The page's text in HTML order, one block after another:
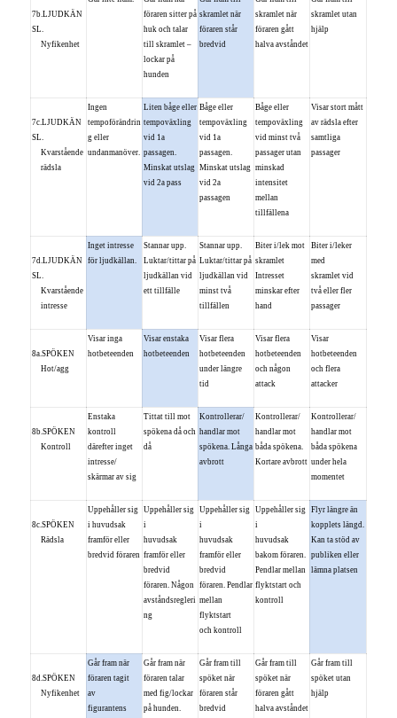
7b.LJUDKÄN
SL.
Nyfikenhet
föraren sitter på
huk och talar
till skramlet –
lockar på
hunden
skramlet när
föraren står
bredvid
skramlet när
föraren gått
halva avståndet
skramlet utan
hjälp
7c.LJUDKÄN
SL.
Kvarstående
rädsla
Ingen
tempoförändrin
g eller
undanmanöver.
Liten båge eller
tempoväxling
vid 1a
passagen.
Minskat utslag
vid 2a pass
Båge eller
tempoväxling
vid 1a
passagen.
Minskat utslag
vid 2a
passagen
Båge eller
tempoväxling
vid minst två
passager utan
minskad
intensitet
mellan
tillfällena
Visar stort mått
av rädsla efter
samtliga
passager
7d.LJUDKÄN
SL.
Kvarstående
intresse
Inget intresse
för ljudkällan.
Stannar upp.
Luktar/tittar på
ljudkällan vid
ett tillfälle
Stannar upp.
Luktar/tittar på
ljudkällan vid
minst två
tillfällen
Biter i/lek mot
skramlet
Intresset
minskar efter
hand
Biter i/leker
med
skramlet vid
två eller fler
passager
8a.SPÖKEN
Hot/agg
Visar inga
hotbeteenden
Visar enstaka
hotbeteenden
Visar flera
hotbeteenden
under längre
tid
Visar flera
hotbeteenden
och någon
attack
Visar
hotbeteenden
och flera
attacker
8b.SPÖKEN
Kontroll
Enstaka
kontroll
därefter inget
intresse/
skärmar av sig
Tittat till mot
spökena då och
då
Kontrollerar/
handlar mot
spökena. Långa
avbrott
Kontrollerar/
handlar mot
båda spökena.
Kortare avbrott
Kontrollerar/
handlar mot
båda spökena
under hela
momentet
8c.SPÖKEN
Rädsla
Uppehåller sig
i huvudsak
framför eller
bredvid föraren
Uppehåller sig
i
huvudsak
framför eller
bredvid
föraren. Någon
avståndsregleri
ng
Uppehåller sig
i
huvudsak
framför eller
bredvid
föraren. Pendlar
mellan
flyktstart
och kontroll
Uppehåller sig
i
huvudsak
bakom föraren.
Pendlar mellan
flyktstart och
kontroll
Flyr längre än
kopplets längd.
Kan ta stöd av
publiken eller
lämna platsen
8d.SPÖKEN
Nyfikenhet
Går fram när
föraren tagit
av
figurantens
Går fram när
föraren talar
med fig/lockar
på hunden.
Går fram till
spöket när
föraren står
bredvid
Går fram till
spöket när
föraren gått
halva avståndet
Går fram till
spöket utan
hjälp